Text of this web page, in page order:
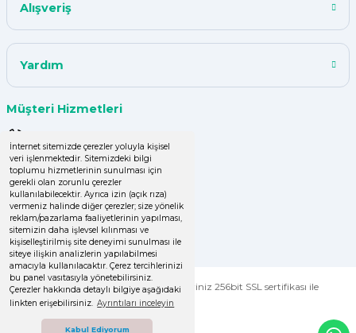
İnternet sitemizde çerezler yoluyla kişisel
veri işlenmektedir. Sitemizdeki bilgi
toplumu hizmetlerinin sunulması için
gerekli olan zorunlu çerezler
kullanılabilecektir. Ayrıca izin (açık rıza)
vermeniz halinde diğer çerezler; size yönelik
reklam/pazarlama faaliyetlerinin yapılması,
sitemizin daha işlevsel kılınması ve
kişiselleştirilmiş site deneyimi sunulması ile
siteye ilişkin analizlerin yapılabilmesi
amacıyla kullanılacaktır. Çerez tercihlerinizi
bu panel vasıtasıyla yönetebilirsiniz.
Çerezler hakkında detaylı bilgiye aşağıdaki
linkten erişebilirsiniz. Ayrıntıları inceleyin
Kabul Ediyorum
Alışveriş
Yardım
Müşteri Hizmetleri
0 (536) 060 16 65
info@yakutsanambalaj.com.tr
İletişim Bilgilerimiz
© Tüm Hakları Saklıdır. Kredi kartı bilgileriniz 256bit SSL sertifikası ile
korunmaktadır.